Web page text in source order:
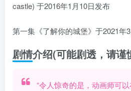
castle) 于2016年1月10日发布
第一集《了解你的城堡》于2021年
剧情介绍(可能剧透，请谨
“令人惊奇的是，动画师可